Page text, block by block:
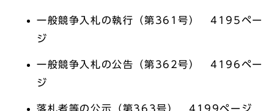
一般競争入札の執行（第361号） 4195ペー
ジ
一般競争入札の公告（第362号） 4196ペー
ジ
落札者等の公示（第363号） 4199ページ